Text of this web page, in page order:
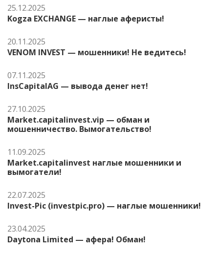
25.12.2025
Kogza EXCHANGE — наглые аферисты!
20.11.2025
VENOM INVEST — мошенники! Не ведитесь!
07.11.2025
InsCapitalAG — вывода денег нет!
27.10.2025
Market.capitalinvest.vip — обман и
мошенничество. Вымогательство!
11.09.2025
Market.capitalinvest наглые мошенники и
вымогатели!
22.07.2025
Invest-Pic (investpic.pro) — наглые мошенники!
23.04.2025
Daytona Limited — афера! Обман!